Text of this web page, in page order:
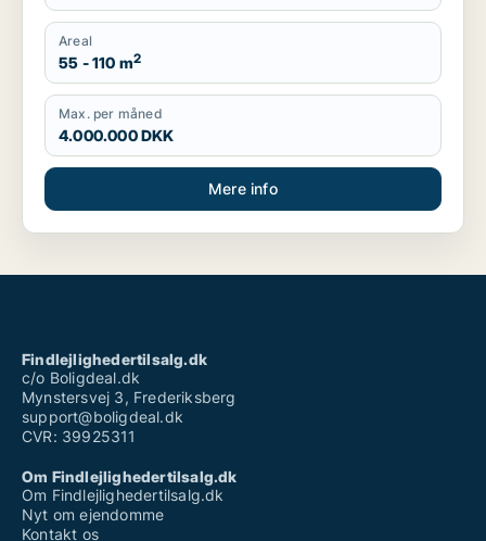
Areal
55 - 110 m2
Max. per måned
4.000.000 DKK
Mere info
Findlejlighedertilsalg.dk
c/o Boligdeal.dk
Mynstersvej 3, Frederiksberg
support@boligdeal.dk
CVR: 39925311
Om Findlejlighedertilsalg.dk
Om Findlejlighedertilsalg.dk
Nyt om ejendomme
Kontakt os